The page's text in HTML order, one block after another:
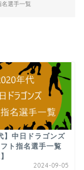
名選手一覧
】中日ドラゴンズ
ト指名選手一覧
2024-09-05